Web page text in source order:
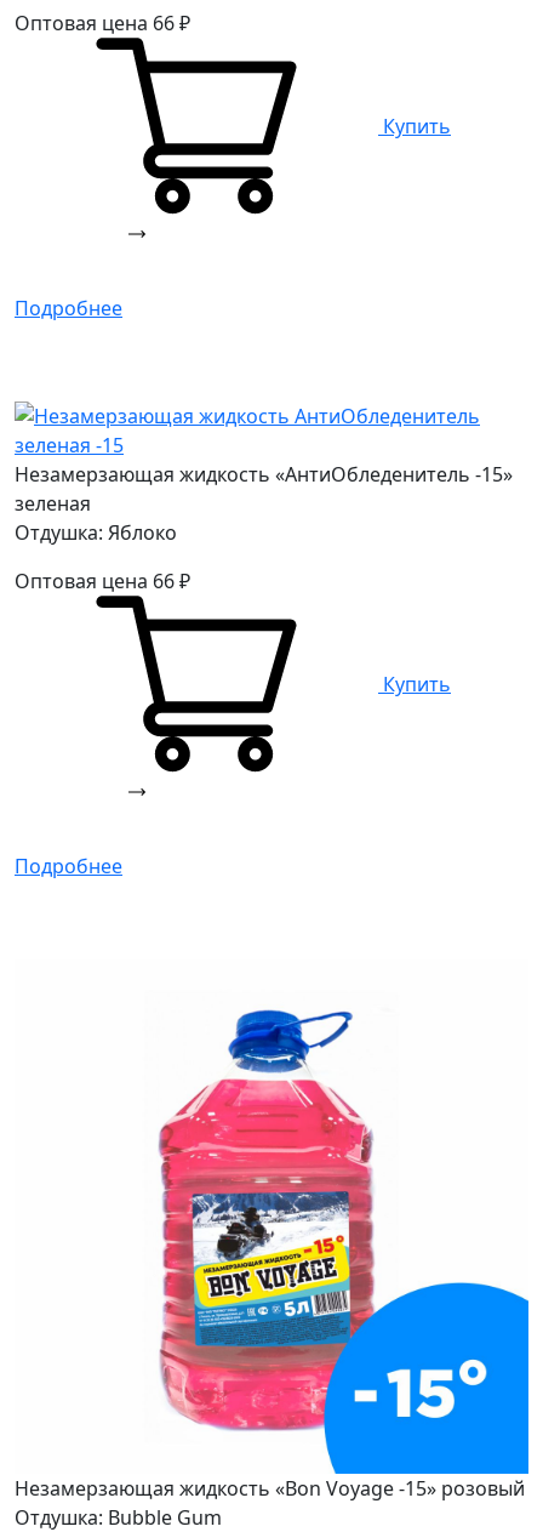
Оптовая цена 66₽
Купить
Подробнее
Незамерзающая жидкость «АнтиОбледенитель -15»
зеленая
Отдушка: Яблоко
Оптовая цена 66₽
Купить
Подробнее
Незамерзающая жидкость «Bon Voyage -15» розовый
Отдушка: Bubble Gum